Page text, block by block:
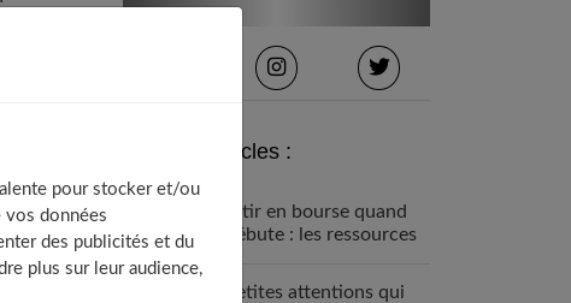
Derniers articles :
Investir en bourse quand
on débute : les ressources
Héros
10 petites attentions qui
pour stocker et/ou
vos données
des publicités et du
plus sur leur audience,